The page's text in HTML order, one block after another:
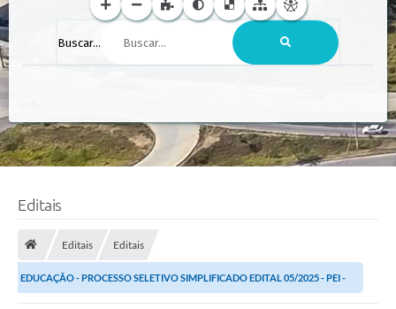
Buscar...
Editais
Editais Editais
EDUCAÇÃO - PROCESSO SELETIVO SIMPLIFICADO EDITAL 05/2025 - PEI -